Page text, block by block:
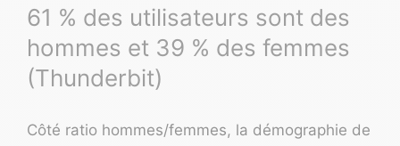
61 % des utilisateurs sont des
hommes et 39 % des femmes
(Thunderbit)
Côté ratio hommes/femmes, la démographie de